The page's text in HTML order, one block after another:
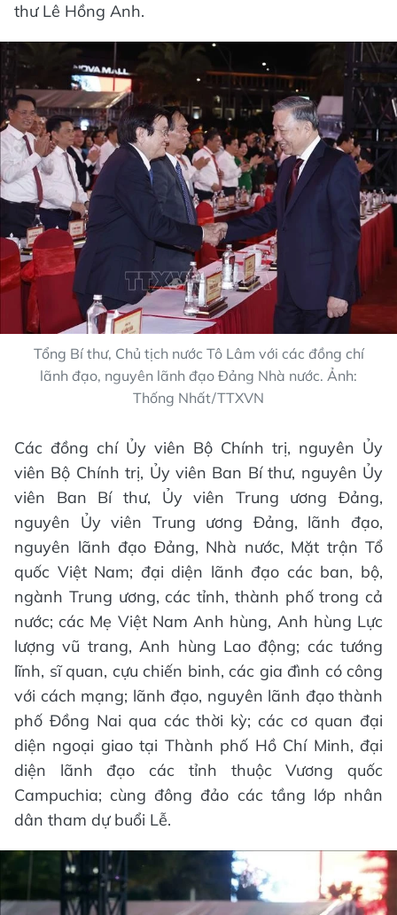
thư Lê Hồng Anh.
Tổng Bí thư, Chủ tịch nước Tô Lâm với các đồng chí
lãnh đạo, nguyên lãnh đạo Đảng Nhà nước. Ảnh:
Thống Nhất/TTXVN
Các đồng chí Ủy viên Bộ Chính trị, nguyên Ủy
viên Bộ Chính trị, Ủy viên Ban Bí thư, nguyên Ủy
viên Ban Bí thư, Ủy viên Trung ương Đảng,
nguyên Ủy viên Trung ương Đảng, lãnh đạo,
nguyên lãnh đạo Đảng, Nhà nước, Mặt trận Tổ
quốc Việt Nam; đại diện lãnh đạo các ban, bộ,
ngành Trung ương, các tỉnh, thành phố trong cả
nước; các Mẹ Việt Nam Anh hùng, Anh hùng Lực
lượng vũ trang, Anh hùng Lao động; các tướng
lĩnh, sĩ quan, cựu chiến binh, các gia đình có công
với cách mạng; lãnh đạo, nguyên lãnh đạo thành
phố Đồng Nai qua các thời kỳ; các cơ quan đại
diện ngoại giao tại Thành phố Hồ Chí Minh, đại
diện lãnh đạo các tỉnh thuộc Vương quốc
Campuchia; cùng đông đảo các tầng lớp nhân
dân tham dự buổi Lễ.